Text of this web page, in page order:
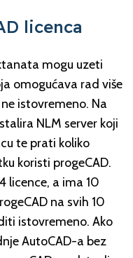
licenca
mogu uzeti
omogućava rad više
istovremeno. Na
NLM server koji
te prati koliko
koristi progeCAD.
licence, a ima 10
na svih 10
istovremeno. Ako
AutoCAD-a bez